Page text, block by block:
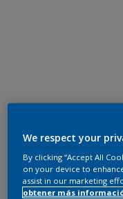
We respect your
By clicking “Accept All
on your device to
assist in our marketing
obtener más